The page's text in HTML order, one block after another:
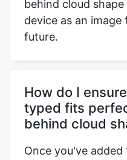
behind cloud
device as an
future.
How do I
typed fits
behind cloud
Once you've